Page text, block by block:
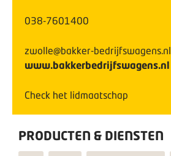
038-7601400
zwolle@bakker-bedrijfswagens.nl
www.bakkerbedrijfswagens.nl
Check het lidmaatschap
PRODUCTEN & DIENSTEN